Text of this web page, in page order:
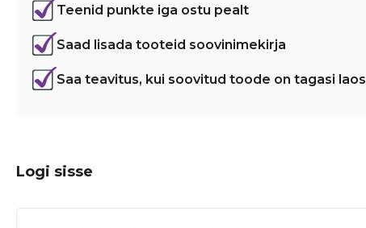
Teenid punkte iga ostu pealt
Saad lisada tooteid soovinimekirja
Saa teavitus, kui soovitud toode on tagasi laos
Logi sisse